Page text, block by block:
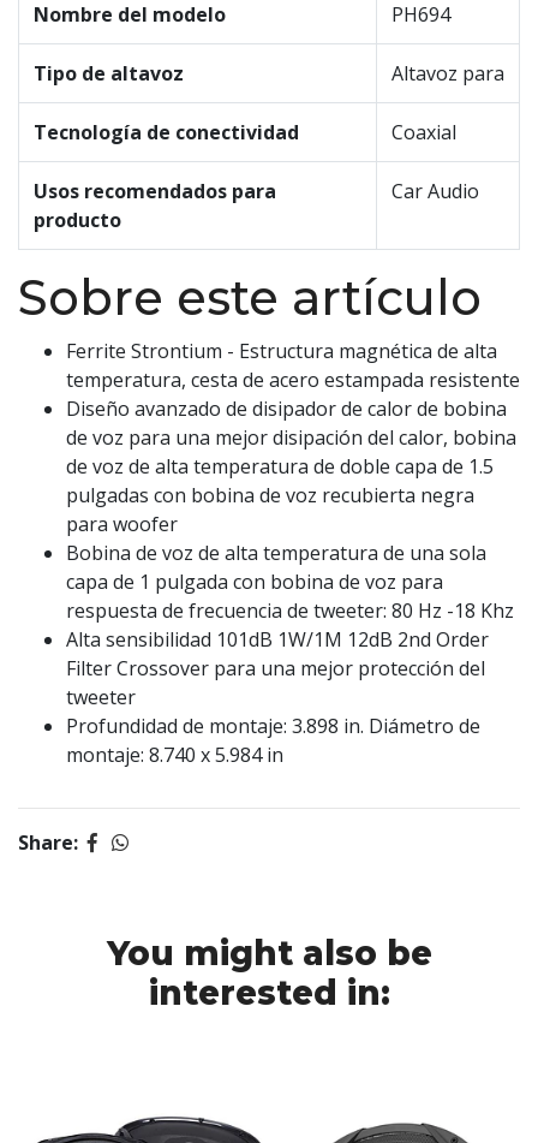
Nombre del modelo PH694
Tipo de altavoz Altavoz para
Tecnología de conectividad Coaxial
Usos recomendados para
producto
Car Audio
Sobre este artículo
Ferrite Strontium - Estructura magnética de alta
temperatura, cesta de acero estampada resistente
Diseño avanzado de disipador de calor de bobina
de voz para una mejor disipación del calor, bobina
de voz de alta temperatura de doble capa de 1.5
pulgadas con bobina de voz recubierta negra
para woofer
Bobina de voz de alta temperatura de una sola
capa de 1 pulgada con bobina de voz para
respuesta de frecuencia de tweeter: 80 Hz -18 Khz
Alta sensibilidad 101dB 1W/1M 12dB 2nd Order
Filter Crossover para una mejor protección del
tweeter
Profundidad de montaje: 3.898 in. Diámetro de
montaje: 8.740 x 5.984 in
Share:
You might also be
interested in: